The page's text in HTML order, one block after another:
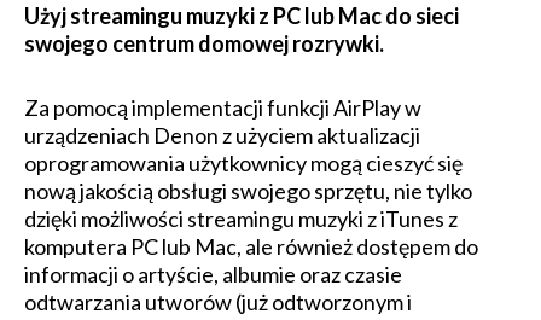
Użyj streamingu muzyki z PC lub Mac do sieci
swojego centrum domowej rozrywki.
Za pomocą implementacji funkcji AirPlay w
urządzeniach Denon z użyciem aktualizacji
oprogramowania użytkownicy mogą cieszyć się
nową jakością obsługi swojego sprzętu, nie tylko
dzięki możliwości streamingu muzyki z iTunes z
komputera PC lub Mac, ale również dostępem do
informacji o artyście, albumie oraz czasie
odtwarzania utworów (już odtworzonym i